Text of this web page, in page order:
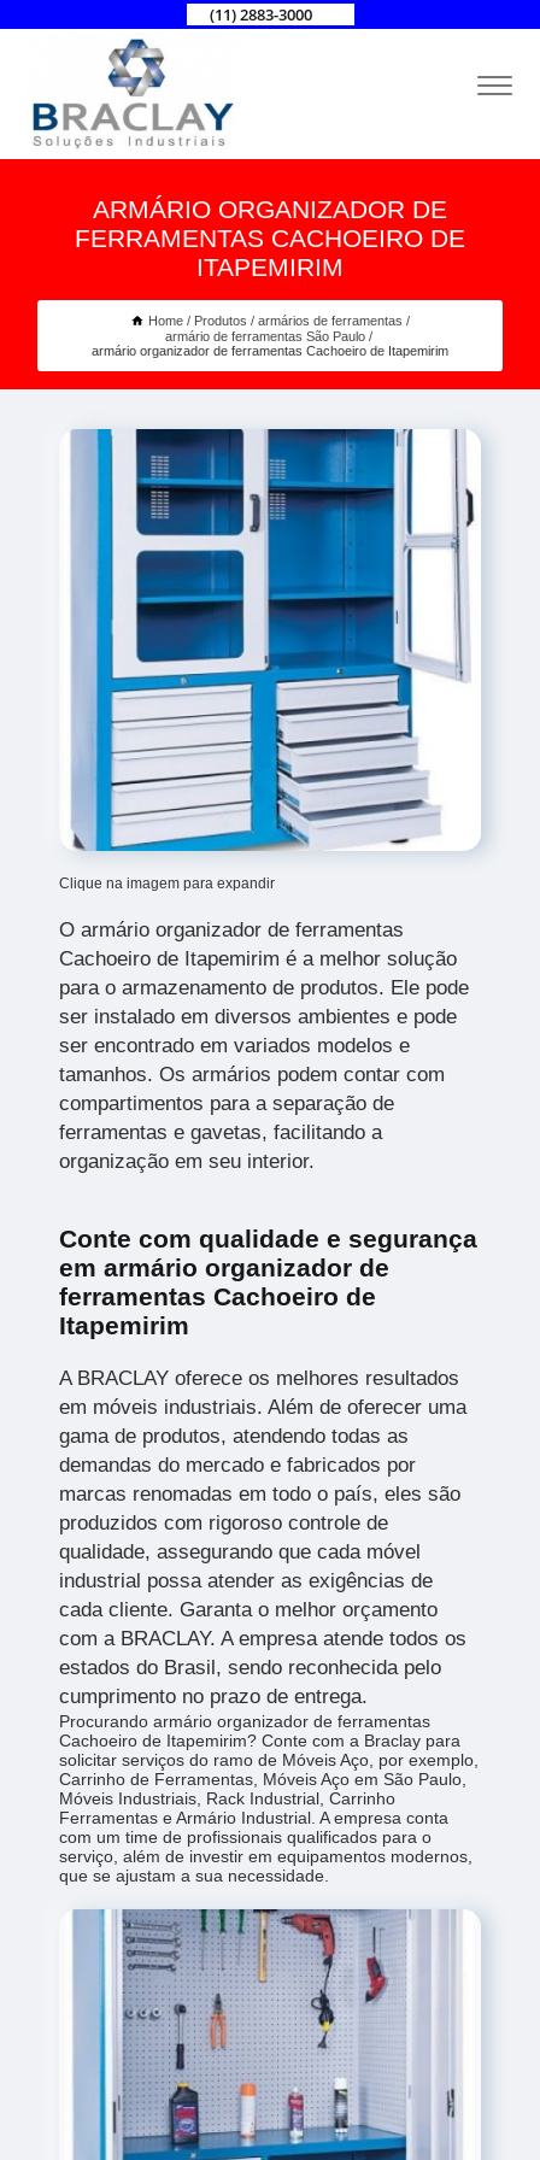
(11) 2883-3000
ARMÁRIO ORGANIZADOR DE
FERRAMENTAS CACHOEIRO DE
ITAPEMIRIM
Home Produtos
armários de ferramentas
armário de ferramentas São Paulo
armário organizador de ferramentas Cachoeiro de Itapemirim
Clique na imagem para expandir
O armário organizador de ferramentas
Cachoeiro de Itapemirim é a melhor solução
para o armazenamento de produtos. Ele pode
ser instalado em diversos ambientes e pode
ser encontrado em variados modelos e
tamanhos. Os armários podem contar com
compartimentos para a separação de
ferramentas e gavetas, facilitando a
organização em seu interior.
Conte com qualidade e segurança
em armário organizador de
ferramentas Cachoeiro de
Itapemirim
A BRACLAY oferece os melhores resultados
em móveis industriais. Além de oferecer uma
gama de produtos, atendendo todas as
demandas do mercado e fabricados por
marcas renomadas em todo o país, eles são
produzidos com rigoroso controle de
qualidade, assegurando que cada móvel
industrial possa atender as exigências de
cada cliente. Garanta o melhor orçamento
com a BRACLAY. A empresa atende todos os
estados do Brasil, sendo reconhecida pelo
cumprimento no prazo de entrega.
Procurando armário organizador de ferramentas
Cachoeiro de Itapemirim? Conte com a Braclay para
solicitar serviços do ramo de Móveis Aço, por exemplo,
Carrinho de Ferramentas, Móveis Aço em São Paulo,
Móveis Industriais, Rack Industrial, Carrinho
Ferramentas e Armário Industrial. A empresa conta
com um time de profissionais qualificados para o
serviço, além de investir em equipamentos modernos,
que se ajustam a sua necessidade.